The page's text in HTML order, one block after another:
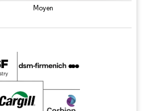
Moyen
La réutilisation nécessite une attribution sous CC